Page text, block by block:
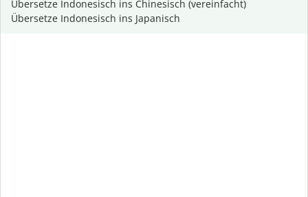
Übersetze Indonesisch ins Chinesisch (vereinfacht)
Übersetze Indonesisch ins Japanisch